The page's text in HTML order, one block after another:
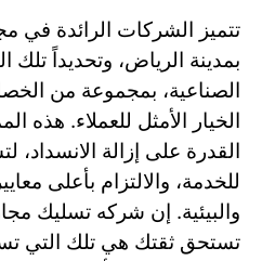
تتميز الشركات الرائدة في
بمدينة الرياض، وتحديداً
الصناعية، بمجموعة من
الخيار الأمثل للعملاء. هذه
القدرة على إزالة الانسداد،
للخدمة، والالتزام بأعلى
والبيئية. إن شركه تسليك
تستحق ثقتك هي تلك التي